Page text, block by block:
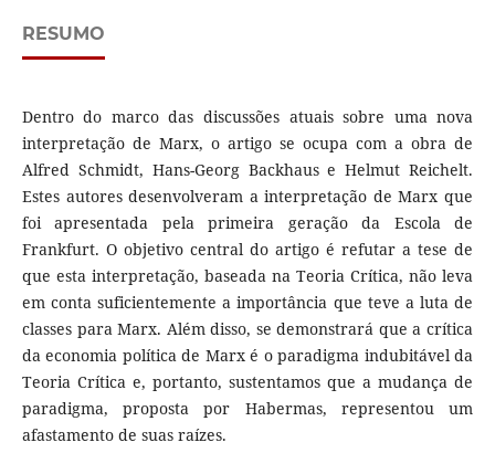
RESUMO
Dentro do marco das discussões atuais sobre uma nova
interpretação de Marx, o artigo se ocupa com a obra de
Alfred Schmidt, Hans-Georg Backhaus e Helmut Reichelt.
Estes autores desenvolveram a interpretação de Marx que
foi apresentada pela primeira geração da Escola de
Frankfurt. O objetivo central do artigo é refutar a tese de
que esta interpretação, baseada na Teoria Crítica, não leva
em conta suficientemente a importância que teve a luta de
classes para Marx. Além disso, se demonstrará que a crítica
da economia política de Marx é o paradigma indubitável da
Teoria Crítica e, portanto, sustentamos que a mudança de
paradigma, proposta por Habermas, representou um
afastamento de suas raízes.